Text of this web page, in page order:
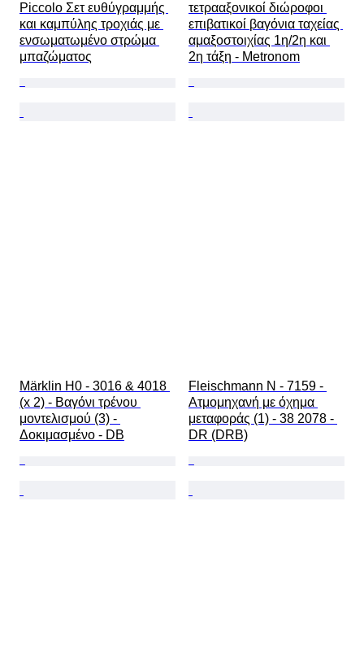
Piccolo Σετ ευθύγραμμής
και καμπύλης τροχιάς με
ενσωματωμένο στρώμα
μπαζώματος
τετρααξονικοί διώροφοι
επιβατικοί βαγόνια ταχείας
αμαξοστοιχίας 1η/2η και
2η τάξη - Metronom
Märklin H0 - 3016 & 4018
(x 2) - Βαγόνι τρένου
μοντελισμού (3) -
Δοκιμασμένο - DB
Fleischmann N - 7159 -
Ατμομηχανή με όχημα
μεταφοράς (1) - 38 2078 -
DR (DRB)